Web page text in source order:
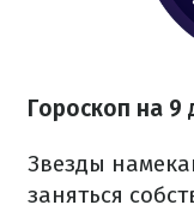
Гороскоп на 9
Звезды
заняться